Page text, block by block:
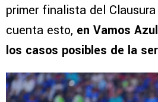
primer finalista del
cuenta esto, en Vamos
los casos posibles de la